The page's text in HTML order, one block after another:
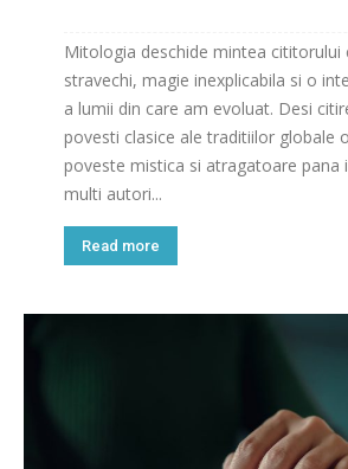
Mitologia deschide mintea cititorului
stravechi, magie inexplicabila si o
a lumii din care am evoluat. Desi
povesti clasice ale traditiilor globale
poveste mistica si atragatoare pana
multi autori...
Read more